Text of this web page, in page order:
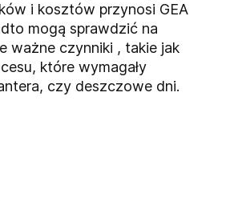
i kosztów przynosi GEA
mogą sprawdzić na
ważne czynniki , takie jak
które wymagały
czy deszczowe dni.